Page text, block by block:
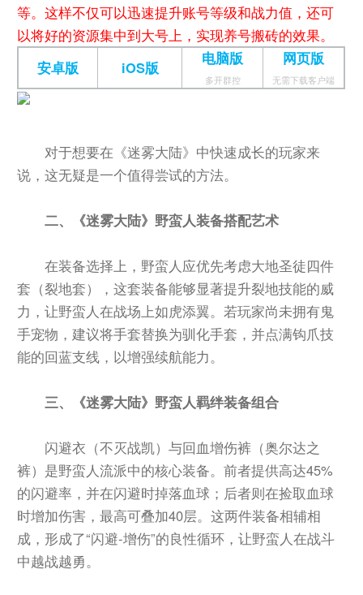
等。这样不仅可以迅速提升账号等级和战力值，还可
以将好的资源集中到大号上，实现养号搬砖的效果。
安卓版
iOS版 电脑版
多开群控
网页版
无需下载客户端
对于想要在《迷雾大陆》中快速成长的玩家来
说，这无疑是一个值得尝试的方法。
二、《迷雾大陆》野蛮人装备搭配艺术
在装备选择上，野蛮人应优先考虑大地圣徒四件
套（裂地套），这套装备能够显著提升裂地技能的威
力，让野蛮人在战场上如虎添翼。若玩家尚未拥有鬼
手宠物，建议将手套替换为驯化手套，并点满钩爪技
能的回蓝支线，以增强续航能力。
三、《迷雾大陆》野蛮人羁绊装备组合
闪避衣（不灭战凯）与回血增伤裤（奥尔达之
裤）是野蛮人流派中的核心装备。前者提供高达45%
的闪避率，并在闪避时掉落血球；后者则在捡取血球
时增加伤害，最高可叠加40层。这两件装备相辅相
成，形成了“闪避-增伤”的良性循环，让野蛮人在战斗
中越战越勇。